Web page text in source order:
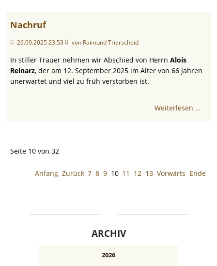
Nachruf
26.09.2025 23:53 von Raimund Trierscheid
In stiller Trauer nehmen wir Abschied von Herrn Alois
Reinarz, der am 12. September 2025 im Alter von 66 Jahren
unerwartet und viel zu früh verstorben ist.
Weiterlesen …
Seite 10 von 32
Anfang Zurück 7 8 9 10 11 12 13 Vorwärts Ende
ARCHIV
2026